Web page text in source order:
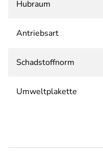
Hubraum
Antriebsart
Schadstoffnorm
Umweltplakette